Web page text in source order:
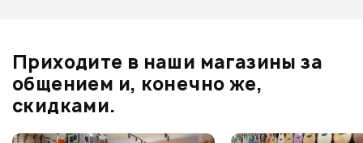
Оценка1
Приходите в наши магазины за
общением и, конечно же,
скидками.